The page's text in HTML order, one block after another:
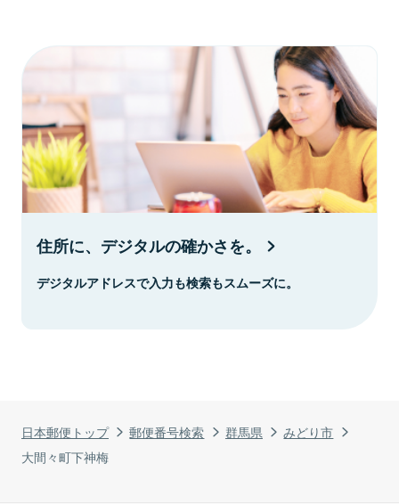
日本郵便トップ 郵便番号検索 群馬県
みどり市
大間々町下神梅
住所に、デジタルの確かさを。
デジタルアドレスで入力も検索もスムーズに。